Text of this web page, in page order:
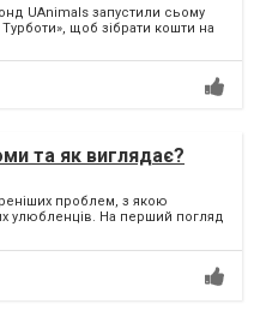
UAnimals запустили сьому
Турботи», щоб зібрати кошти на
та як виглядає?
проблем, з якою
улюбленців. На перший погляд